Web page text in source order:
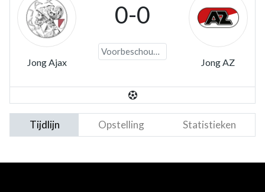
Jong Ajax
0-0
Voorbeschouwing
Jong AZ
Tijdlijn Opstelling Statistieken